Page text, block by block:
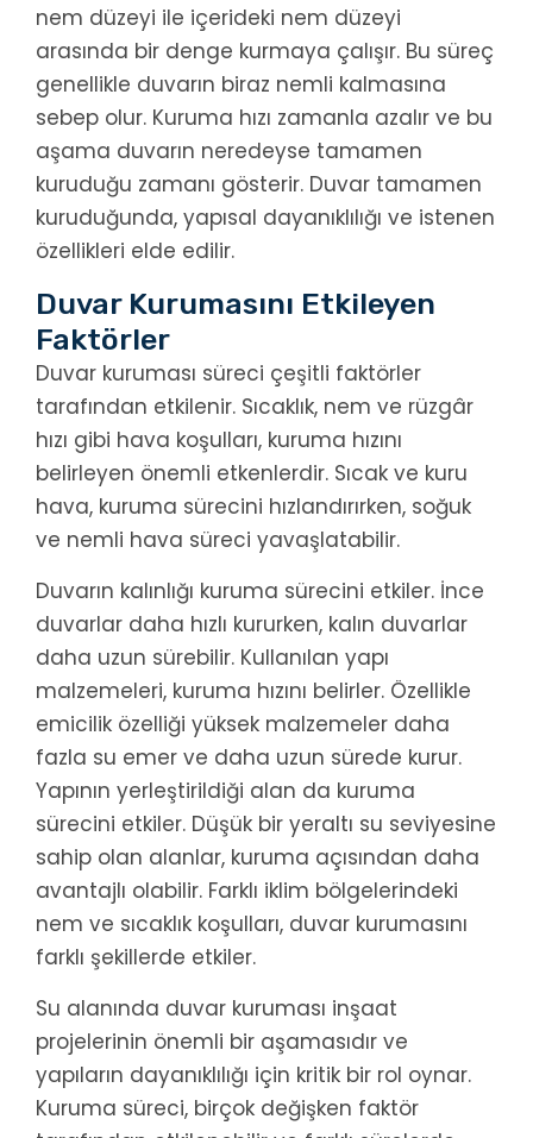
nem düzeyi ile içerideki nem düzeyi
arasında bir denge kurmaya çalışır. Bu süreç
genellikle duvarın biraz nemli kalmasına
sebep olur. Kuruma hızı zamanla azalır ve bu
aşama duvarın neredeyse tamamen
kuruduğu zamanı gösterir. Duvar tamamen
kuruduğunda, yapısal dayanıklılığı ve istenen
özellikleri elde edilir.
Duvar Kurumasını Etkileyen
Faktörler
Duvar kuruması süreci çeşitli faktörler
tarafından etkilenir. Sıcaklık, nem ve rüzgâr
hızı gibi hava koşulları, kuruma hızını
belirleyen önemli etkenlerdir. Sıcak ve kuru
hava, kuruma sürecini hızlandırırken, soğuk
ve nemli hava süreci yavaşlatabilir.
Duvarın kalınlığı kuruma sürecini etkiler. İnce
duvarlar daha hızlı kururken, kalın duvarlar
daha uzun sürebilir. Kullanılan yapı
malzemeleri, kuruma hızını belirler. Özellikle
emicilik özelliği yüksek malzemeler daha
fazla su emer ve daha uzun sürede kurur.
Yapının yerleştirildiği alan da kuruma
sürecini etkiler. Düşük bir yeraltı su seviyesine
sahip olan alanlar, kuruma açısından daha
avantajlı olabilir. Farklı iklim bölgelerindeki
nem ve sıcaklık koşulları, duvar kurumasını
farklı şekillerde etkiler.
Su alanında duvar kuruması inşaat
projelerinin önemli bir aşamasıdır ve
yapıların dayanıklılığı için kritik bir rol oynar.
Kuruma süreci, birçok değişken faktör